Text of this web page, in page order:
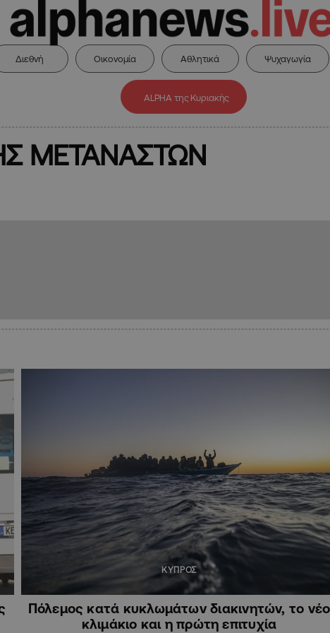
Διεθνή Οικονομία Αθλητικά Ψυχαγωγία
ALPHA της Κυριακής
ΜΕΤΑΝΑΣΤΩΝ
ΚΥΠΡΟΣ
Πόλεμος κατά κυκλωμάτων διακινητών, το νέο
κλιμάκιο και η πρώτη επιτυχία